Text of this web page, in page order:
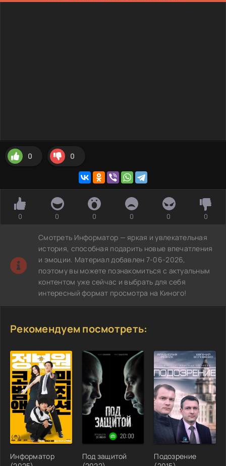
0 0
0 0 0 0 0 0
Смотреть Информатор — яркая и увлекательная
история, способная подарить новые впечатления
и эмоции. Материал добавлен 7-06-2026,
поэтому вы можете познакомиться с актуальным
контентом уже сейчас и выбрать для себя
интересный формат просмотра на Киного!
Рекомендуем посмотреть:
Информатор
Под защитой
Подозрение